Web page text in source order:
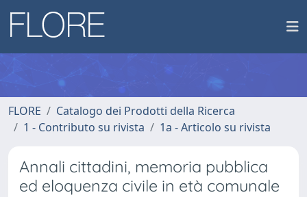
FLORE
Catalogo dei Prodotti della Ricerca
1 - Contributo su rivista
1a - Articolo su rivista
Annali cittadini, memoria pubblica
ed eloquenza civile in età comunale